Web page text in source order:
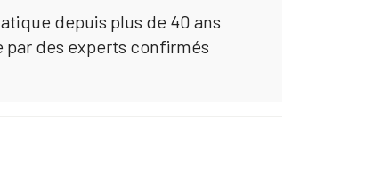
depuis plus de 40 ans
des experts confirmés